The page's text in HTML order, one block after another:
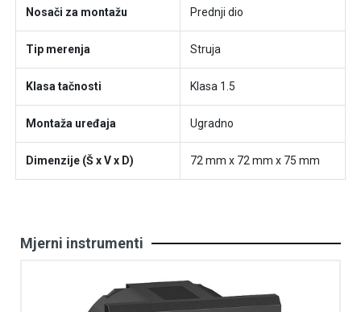
Nosači za montažu Prednji dio
Tip merenja Struja
Klasa tačnosti Klasa 1.5
Montaža uređaja Ugradno
Dimenzije (Š x V x D) 72 mm x 72 mm x 75 mm
Mjerni instrumenti